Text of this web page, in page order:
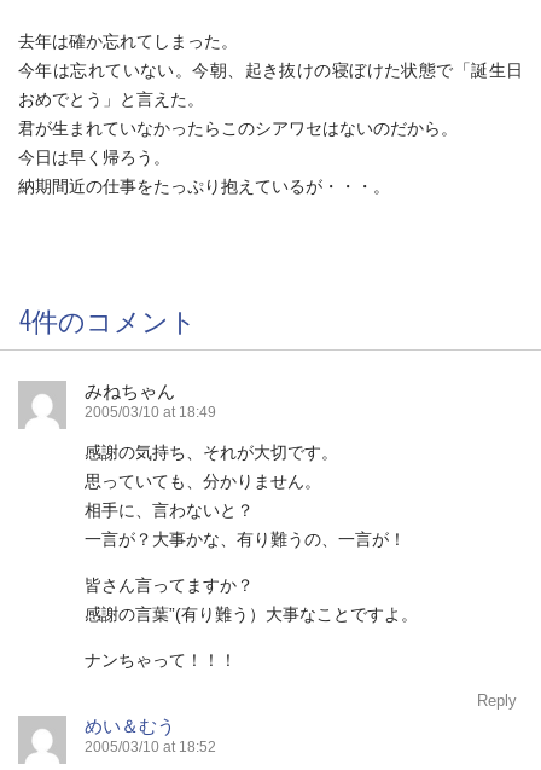
去年は確か忘れてしまった。
今年は忘れていない。今朝、起き抜けの寝ぼけた状態で「誕生日
おめでとう」と言えた。
君が生まれていなかったらこのシアワセはないのだから。
今日は早く帰ろう。
納期間近の仕事をたっぷり抱えているが・・・。
4件のコメント
みねちゃん
2005/03/10 at 18:49
感謝の気持ち、それが大切です。
思っていても、分かりません。
相手に、言わないと？
一言が？大事かな、有り難うの、一言が！
皆さん言ってますか？
感謝の言葉”(有り難う）大事なことですよ。
ナンちゃって！！！
Reply
めい＆むう
2005/03/10 at 18:52